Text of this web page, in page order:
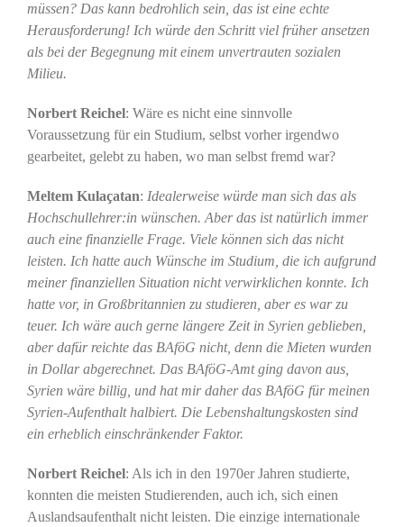
müssen? Das kann bedrohlich sein, das ist eine echte
Herausforderung! Ich würde den Schritt viel früher ansetzen
als bei der Begegnung mit einem unvertrauten sozialen
Milieu.
Norbert Reichel: Wäre es nicht eine sinnvolle
Voraussetzung für ein Studium, selbst vorher irgendwo
gearbeitet, gelebt zu haben, wo man selbst fremd war?
Meltem Kulaçatan: Idealerweise würde man sich das als
Hochschullehrer:in wünschen. Aber das ist natürlich immer
auch eine finanzielle Frage. Viele können sich das nicht
leisten. Ich hatte auch Wünsche im Studium, die ich aufgrund
meiner finanziellen Situation nicht verwirklichen konnte. Ich
hatte vor, in Großbritannien zu studieren, aber es war zu
teuer. Ich wäre auch gerne längere Zeit in Syrien geblieben,
aber dafür reichte das BAföG nicht, denn die Mieten wurden
in Dollar abgerechnet. Das BAföG-Amt ging davon aus,
Syrien wäre billig, und hat mir daher das BAföG für meinen
Syrien-Aufenthalt halbiert. Die Lebenshaltungskosten sind
ein erheblich einschränkender Faktor.
Norbert Reichel: Als ich in den 1970er Jahren studierte,
konnten die meisten Studierenden, auch ich, sich einen
Auslandsaufenthalt nicht leisten. Die einzige internationale